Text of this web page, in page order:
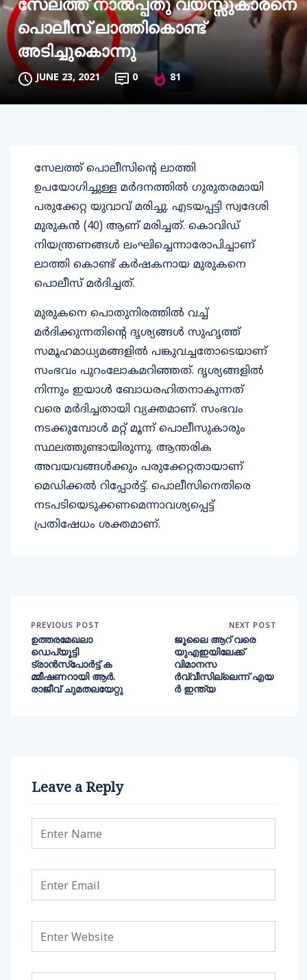
പൊലീസ് ലാത്തികൊണ്ട്
അടിച്ചുകൊന്നു
JUNE 23, 2021 0 81
സേലത്ത് പൊലീസിന്റെ ലാത്തി
ഉപയോഗിച്ചുള്ള മര്‍ദനത്തില്‍ ഗുരുതരമായി
പരുക്കേറ്റ യുവാവ് മരിച്ചു. എടയപ്പട്ടി സ്വദേശി
മുരുകന്‍ (40) ആണ് മരിച്ചത്. കൊവിഡ്
നിയന്ത്രണങ്ങള്‍ ലംഘിച്ചെന്നാരോപിച്ചാണ്
ലാത്തി കൊണ്ട് കര്‍ഷകനായ മുരുകനെ
പൊലീസ് മര്‍ദിച്ചത്.
മുരുകനെ പൊതുനിരത്തില്‍ വച്ച്
മര്‍ദിക്കുന്നതിന്റെ ദൃശ്യങ്ങള്‍ സുഹൃത്ത്
സമൂഹമാധ്യമങ്ങളില്‍ പങ്കുവച്ചതോടെയാണ്
സംഭവം പുറംലോകമറിഞ്ഞത്. ദൃശ്യങ്ങളില്‍
നിന്നും ഇയാള്‍ ബോധരഹിതനാകുന്നത്
വരെ മര്‍ദിച്ചതായി വ്യക്തമാണ്. സംഭവം
നടക്കുമ്പോള്‍ മറ്റ് മൂന്ന് പൊലീസുകാരും
സ്ഥലത്തുണ്ടായിരുന്നു. ആന്തരിക
അവയവങ്ങള്‍ക്കും പരുക്കേറ്റതായാണ്
മെഡിക്കല്‍ റിപ്പോര്‍ട്ട്. പൊലീസിനെതിരെ
നടപടിയെടുക്കണമെന്നാവശ്യപ്പെട്ട്
പ്രതിഷേധം ശക്തമാണ്.
PREVIOUS POST
ഉത്തരമേഖലാ
ഡെപ്യൂട്ടി
ട്രാന്‍സ്‌പോര്‍ട്ട് ക
മ്മീഷണറായി ആര്‍.
രാജീവ് ചുമതലയേറ്റു
NEXT POST
ജൂലൈ ആറ് വരെ
യുഎഇയിലേക്ക്
വിമാനസ
ര്‍വ്വീസില്ലെന്ന് എയ
ര്‍ ഇന്ത്യ
Leave a Reply